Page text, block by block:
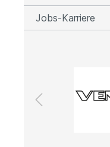
Jobs-Karriere